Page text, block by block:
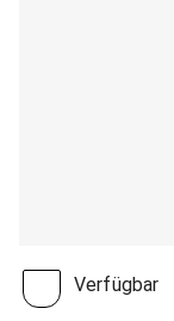
Verfügbar